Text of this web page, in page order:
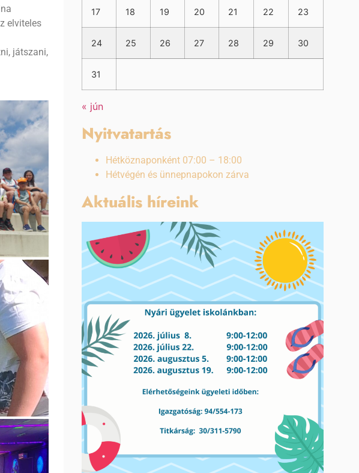
elviteles
játszani,
17 18 19 20 21 22 23
24 25 26 27 28 29 30
31
« jún
Nyitvatartás
Hétköznaponként 07:00 – 18:00
Hétvégén és ünnepnapokon zárva
Aktuális híreink